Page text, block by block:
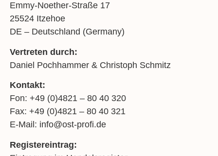
Emmy-Noether-Straße 17
25524 Itzehoe
DE – Deutschland (Germany)
Vertreten durch:
Daniel Pochhammer & Christoph Schmitz
Kontakt:
Fon: +49 (0)4821 – 80 40 320
Fax: +49 (0)4821 – 80 40 321
E-Mail: info@ost-profi.de
Registereintrag: